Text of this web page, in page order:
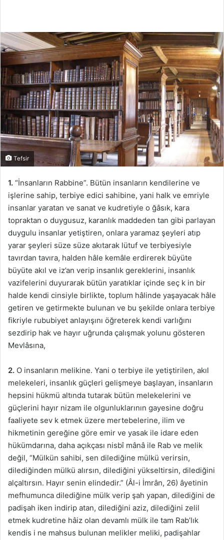
Tefsir
1. “İnsanların Rabbine”. Bütün insanların kendilerine ve
işlerine sahip, terbiye edici sahibine, yani halk ve emriyle
insanlar yaratan ve sanat ve kudretiyle o ğâsık, kara
topraktan o duygusuz, karanlık maddeden tan gibi parlayan
duygulu insanlar yetiştiren, onlara yaramaz şeyleri atıp
yarar şeyleri süze süze akıtarak lütuf ve terbiyesiyle
tavırdan tavıra, halden hâle kemâle erdirerek büyüte
büyüte akıl ve iz’an verip insanlık gereklerini, insanlık
vazifelerini duyurarak bütün yaratıklar içinde seç k in bir
halde kendi cinsiyle birlikte, toplum hâlinde yaşayacak hâle
getiren ve getirmekte bulunan ve bu şekilde onlara terbiye
fikriyle rububiyet anlayışını öğreterek kendi varlığını
sezdirip hak ve hayır uğrunda çalışmak yolunu gösteren
Mevlâsına,
2. O insanların melikine. Yani o terbiye ile yetiştirilen, akıl
melekeleri, insanlık güçleri gelişmeye başlayan, insanların
hepsini hükmü altında tutarak bütün melekelerini ve
güçlerini hayır nizam ile olgunluklarının gayesine doğru
faaliyete sev k etmek üzere mertebelerine, ilim ve
hikmetinin gereğine göre emir ve yasak ile idare eden
hükümdarına, daha açıkçası nisbî mânâ ile Rab ve melik
değil, “Mülkün sahibi, sen dilediğine mülkü verirsin,
dilediğinden mülkü alırsın, dilediğini yükseltirsin, dilediğini
alçaltırsın. Hayır senin elindedir.” (Âl-i İmrân, 26) âyetinin
mefhumunca dilediğine mülk verip şah yapan, dilediğini de
padişah iken indirip atan, dilediğini aziz, dilediğini zelil
etmek kudretine hâiz olan devamlı mülk ile tam Rab’lık
kendis i ne mahsus bulunan melikler meliki, padişahlar